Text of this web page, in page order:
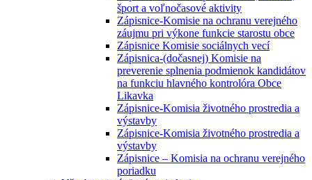
šport a voľnočasové aktivity
Zápisnice-Komisie na ochranu verejného
záujmu pri výkone funkcie starostu obce
Zápisnice Komisie sociálnych vecí
Zápisnica-(dočasnej) Komisie na
preverenie splnenia podmienok kandidátov
na funkciu hlavného kontrolóra Obce
Likavka
Zápisnice-Komisia životného prostredia a
výstavby
Zápisnice-Komisia životného prostredia a
výstavby
Zápisnice – Komisia na ochranu verejného
poriadku